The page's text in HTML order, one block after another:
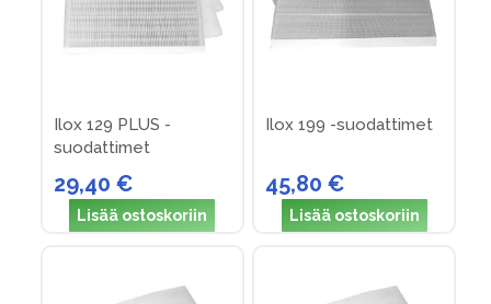
Ilox 129 PLUS -
suodattimet
29,40 €
Lisää ostoskoriin
Ilox 199 -suodattimet
45,80 €
Lisää ostoskoriin